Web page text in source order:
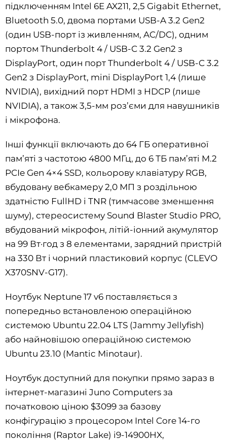
підключенням Intel 6E AX211, 2,5 Gigabit Ethernet,
Bluetooth 5.0, двома портами USB-A 3.2 Gen2
(один USB-порт із живленням, AC/DC), одним
портом Thunderbolt 4 / USB-C 3.2 Gen2 з
DisplayPort, один порт Thunderbolt 4 / USB-C 3.2
Gen2 з DisplayPort, mini DisplayPort 1,4 (лише
NVIDIA), вихідний порт HDMI з HDCP (лише
NVIDIA), а також 3,5-мм роз’єми для навушників
і мікрофона.
Інші функції включають до 64 ГБ оперативної
пам’яті з частотою 4800 МГц, до 6 ТБ пам’яті M.2
PCIe Gen 4×4 SSD, кольорову клавіатуру RGB,
вбудовану вебкамеру 2,0 МП з роздільною
здатністю FullHD і TNR (тимчасове зменшення
шуму), стереосистему Sound Blaster Studio PRO,
вбудований мікрофон, літій-іонний акумулятор
на 99 Вт·год з 8 елементами, зарядний пристрій
на 330 Вт і чорний пластиковий корпус (CLEVO
X370SNV-G17).
Ноутбук Neptune 17 v6 поставляється з
попередньо встановленою операційною
системою Ubuntu 22.04 LTS (Jammy Jellyfish)
або найновішою операційною системою
Ubuntu 23.10 (Mantic Minotaur).
Ноутбук доступний для покупки прямо зараз в
інтернет-магазині Juno Computers за
початковою ціною $3099 за базову
конфігурацію з процесором Intel Core 14-го
покоління (Raptor Lake) i9-14900HX,